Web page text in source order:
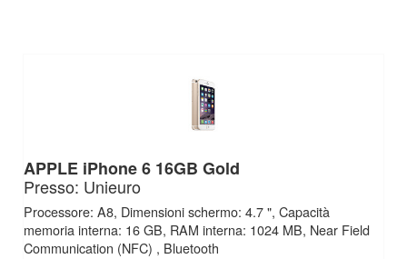
APPLE iPhone 6 16GB Gold
Presso: Unieuro
Processore: A8, Dimensioni schermo: 4.7 ", Capacità
memoria interna: 16 GB, RAM interna: 1024 MB, Near Field
Communication (NFC) , Bluetooth